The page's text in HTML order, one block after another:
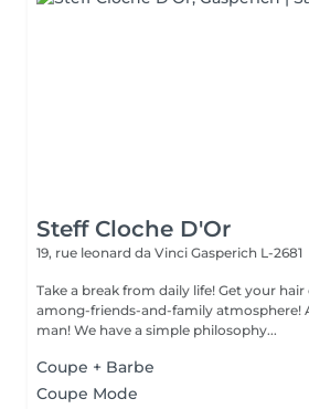
Steff Cloche D'Or
19, rue leonard da Vinci Gasperich L-2681
Take a break from daily life! Get your hair
among-friends-and-family atmosphere!
man! We have a simple philosophy...
Coupe + Barbe
Coupe Mode